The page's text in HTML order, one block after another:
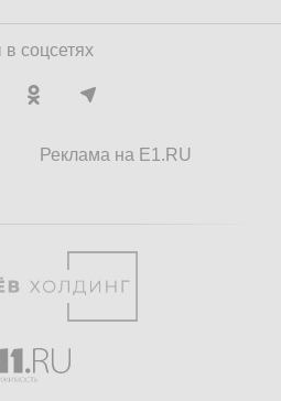
соцсетях
Реклама на E1.RU